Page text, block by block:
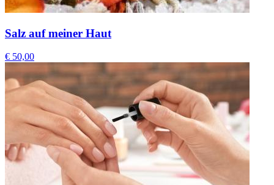
Salz auf meiner Haut
€ 50,00